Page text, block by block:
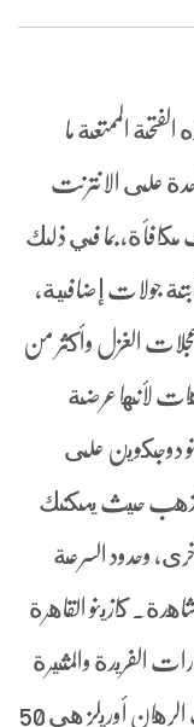
الممتعة ما
واحدة على الانترنت
من الميزات مكافأة, بما في ذلك
جولات إضافية,
عجلات الغزل وأكثر من
لأنها عرضة
دوجكوين على
حيث يمكنك
وحدود السرعة
كازينو القاهرة
الفريدة والمثيرة
لاستكشافها, مثل البوكر والبنغو، ومتطلبات الرهان أوريلز هي 50